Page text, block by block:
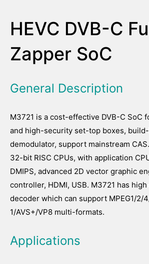
HEVC DVB-C
Zapper SoC
General Description
M3721 is a cost-effective DVB-C SoC
and high-security set-top boxes, build-
demodulator, support mainstream
32-bit RISC CPUs, with application
DMIPS, advanced 2D vector graphic
controller, HDMI, USB. M3721 has
decoder which can support MPEG1/2/
1/AVS+/VP8 multi-formats.
Applications